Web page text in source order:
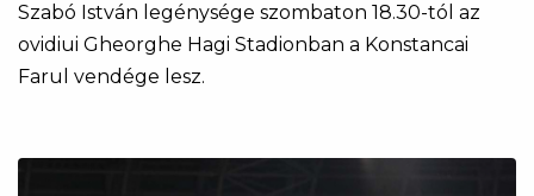
Szabó István legénysége szombaton 18.30-tól az
ovidiui Gheorghe Hagi Stadionban a Konstancai
Farul vendége lesz.